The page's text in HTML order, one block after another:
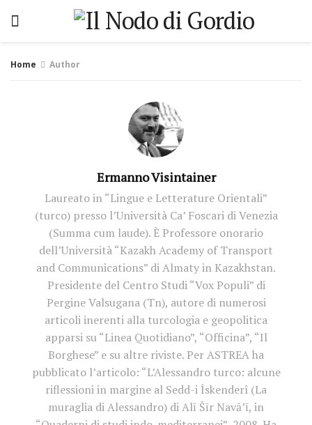
Home Author
Ermanno Visintainer
Laureato in “Lingue e Letterature Orientali”
(turco) presso l’Università Ca’ Foscari di Venezia
(Summa cum laude). È Professore onorario
dell’Università “Kazakh Academy of Transport
and Communications” di Almaty in Kazakhstan.
Presidente del Centro Studi “Vox Populi” di
Pergine Valsugana (Tn), autore di numerosi
articoli inerenti alla turcologia e geopolitica
apparsi su “Linea Quotidiano”, “Officina”, “Il
Borghese” e su altre riviste. Per ASTREA ha
pubblicato l’articolo: “L’Alessandro turco: alcune
riflessioni in margine al Sedd-i İskenderî (La
muraglia di Alessandro) di Alī Šīr Navā’ī, in